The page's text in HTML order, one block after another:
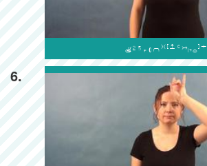

6.